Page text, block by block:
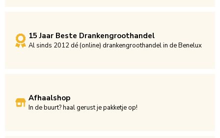
15 Jaar Beste Drankengroothandel
Al sinds 2012 dé (online) drankengroothandel in de Benelux
Afhaalshop
In de buurt? haal gerust je pakketje op!